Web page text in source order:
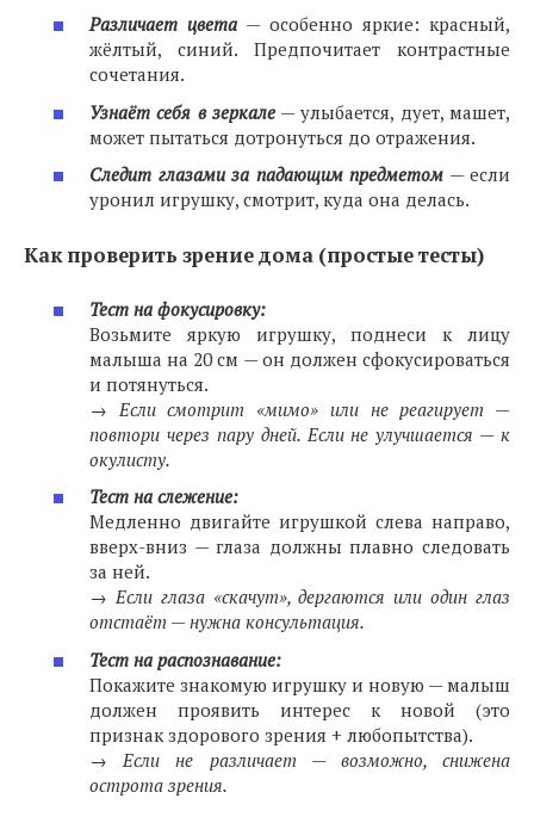
Различает цвета — особенно яркие: красный,
жёлтый, синий. Предпочитает контрастные
сочетания.
Узнаёт себя в зеркале— улыбается, дует, машет,
может пытаться дотронуться до отражения.
Следит глазами за падающим предметом — если
уронил игрушку, смотрит, куда она делась.
Как проверить зрение дома (простые тесты)
Тест на фокусировку:
Возьмите яркую игрушку, поднеси к лицу
малыша на 20 см — он должен сфокусироваться
и потянуться.
→ Если смотрит «мимо» или не реагирует —
повтори через пару дней. Если не улучшается — к
окулисту.
Тест на слежение:
Медленно двигайте игрушкой слева направо,
вверх-вниз — глаза должны плавно следовать
за ней.
→Если глаза «скачут», дергаются или один глаз
отстаёт — нужна консультация.
Тест на распознавание:
Покажите знакомую игрушку и новую — малыш
должен проявить интерес к новой (это
признак здорового зрения + любопытства).
→ Если не различает — возможно, снижена
острота зрения.